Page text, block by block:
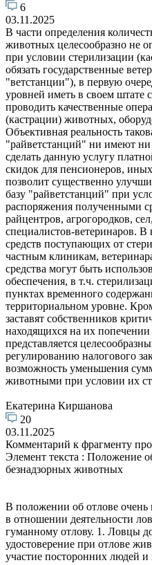
6
03.11.2025
В части определения
животных целесообразно не
при условии стерилизации
обязать государственные
"ветстанции"), в первую
уровней иметь в своем штате
проводить качественные
(кастрации) животных,
Объективная реальность
"райветстанций" ни имеют
сделать данную услугу
скидок для пенсионеров,
позволит существенно
базу "райветстанций" при
распоряжения полученными
райцентров, агрогородков,
специалистов-ветеринаров.
средств поступающих от
частным клиникам,
средства могут быть
обеспечения, в т.ч.
пунктах временного
территориальном уровне.
заставят собственников
находящихся на их
представляется
регулированию налогового
возможность уменьшения
животными при условии их
Екатерина Киршанова
20
03.11.2025
Комментарий к фрагменту
Элемент текста : Положение
безнадзорных животных
В положении об отлове очень
в отношении деятельности
гуманному отлову. 1. Ловцы
удостоверение при отлове
участие посторонних людей